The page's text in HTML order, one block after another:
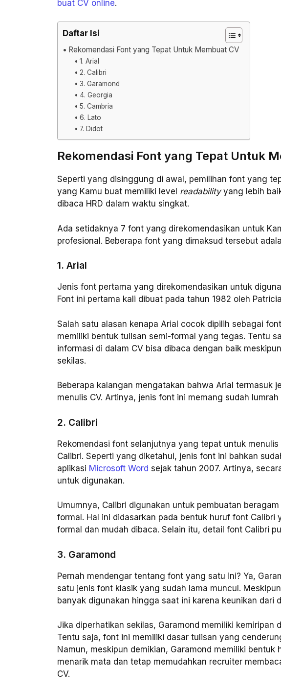
buat CV online.
Daftar Isi
Rekomendasi Font yang Tepat Untuk Membuat CV
1. Arial
2. Calibri
3. Garamond
4. Georgia
5. Cambria
6. Lato
7. Didot
Rekomendasi Font yang Tepat Untuk
Seperti yang disinggung di awal, pemilihan font yang
yang Kamu buat memiliki level readabilityyang lebih
dibaca HRD dalam waktu singkat.
Ada setidaknya 7 font yang direkomendasikan untuk
profesional. Beberapa font yang dimaksud tersebut
1. Arial
Jenis font pertama yang direkomendasikan untuk
Font ini pertama kali dibuat pada tahun 1982 oleh
Salah satu alasan kenapa Arial cocok dipilih sebagai
memiliki bentuk tulisan semi-formal yang tegas. Tentu
informasi di dalam CV bisa dibaca dengan baik
sekilas.
Beberapa kalangan mengatakan bahwa Arial termasuk
menulis CV. Artinya, jenis font ini memang sudah
2. Calibri
Rekomendasi font selanjutnya yang tepat untuk
Calibri. Seperti yang diketahui, jenis font ini bahkan
aplikasi Microsoft Word sejak tahun 2007. Artinya,
untuk digunakan.
Umumnya, Calibri digunakan untuk pembuatan
formal. Hal ini didasarkan pada bentuk huruf font Calibri
formal dan mudah dibaca. Selain itu, detail font Calibri
3. Garamond
Pernah mendengar tentang font yang satu ini? Ya,
satu jenis font klasik yang sudah lama muncul.
banyak digunakan hingga saat ini karena keunikan dari
Jika diperhatikan sekilas, Garamond memiliki kemiripan
Tentu saja, font ini memiliki dasar tulisan yang
Namun, meskipun demikian, Garamond memiliki
menarik mata dan tetap memudahkan recruiter
CV.